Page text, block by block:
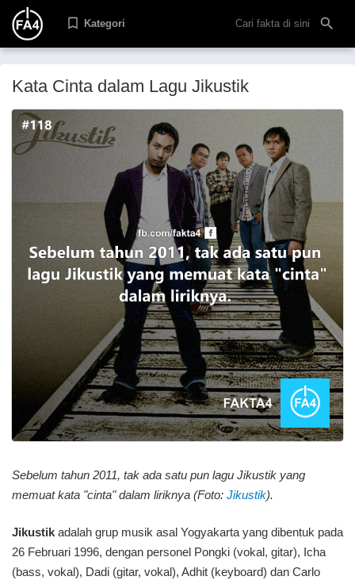
Kategori
Kata Cinta dalam Lagu Jikustik
Sebelum tahun 2011, tak ada satu pun lagu Jikustik yang
memuat kata "cinta" dalam liriknya (Foto: Jikustik).
Jikustik adalah grup musik asal Yogyakarta yang dibentuk pada
26 Februari 1996, dengan personel Pongki (vokal, gitar), Icha
(bass, vokal), Dadi (gitar, vokal), Adhit (keyboard) dan Carlo